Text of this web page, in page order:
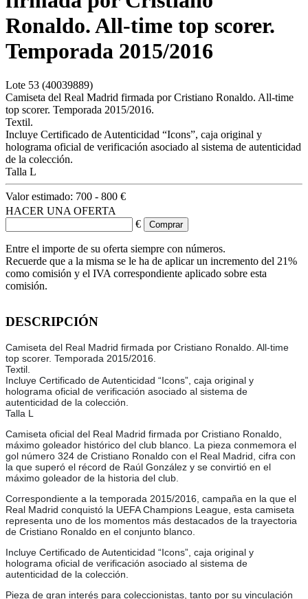
Ronaldo. All-time top scorer.
Temporada 2015/2016
Lote 53 (40039889)
Camiseta del Real Madrid firmada por Cristiano Ronaldo. All-time
top scorer. Temporada 2015/2016.
Textil.
Incluye Certificado de Autenticidad “Icons”, caja original y
holograma oficial de verificación asociado al sistema de autenticidad
de la colección.
Talla L
Valor estimado: 700 - 800 €
HACER UNA OFERTA
€
Entre el importe de su oferta siempre con números.
Recuerde que a la misma se le ha de aplicar un incremento del 21%
como comisión y el IVA correspondiente aplicado sobre esta
comisión.
DESCRIPCIÓN
Camiseta del Real Madrid firmada por Cristiano Ronaldo. All-time
top scorer. Temporada 2015/2016.
Textil.
Incluye Certificado de Autenticidad “Icons”, caja original y
holograma oficial de verificación asociado al sistema de
autenticidad de la colección.
Talla L
Camiseta oficial del Real Madrid firmada por Cristiano Ronaldo,
máximo goleador histórico del club blanco. La pieza conmemora el
gol número 324 de Cristiano Ronaldo con el Real Madrid, cifra con
la que superó el récord de Raúl González y se convirtió en el
máximo goleador de la historia del club.
Correspondiente a la temporada 2015/2016, campaña en la que el
Real Madrid conquistó la UEFA Champions League, esta camiseta
representa uno de los momentos más destacados de la trayectoria
de Cristiano Ronaldo en el conjunto blanco.
Incluye Certificado de Autenticidad “Icons”, caja original y
holograma oficial de verificación asociado al sistema de
autenticidad de la colección.
Pieza de gran interés para coleccionistas, tanto por su vinculación